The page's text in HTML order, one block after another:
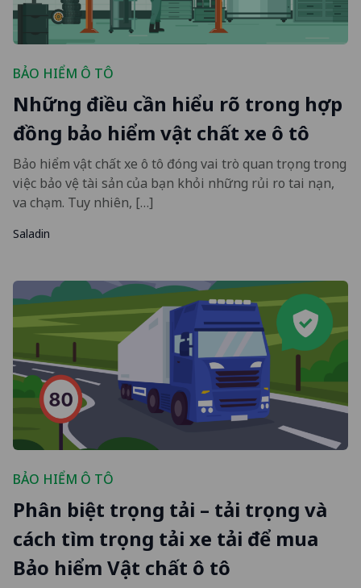
BẢO HIỂM Ô TÔ
Những điều cần hiểu rõ trong hợp
đồng bảo hiểm vật chất xe ô tô
Bảo hiểm vật chất xe ô tô đóng vai trò quan trọng trong
việc bảo vệ tài sản của bạn khỏi những rủi ro tai nạn,
va chạm. Tuy nhiên, […]
Saladin
BẢO HIỂM Ô TÔ
Phân biệt trọng tải – tải trọng và
cách tìm trọng tải xe tải để mua
Bảo hiểm Vật chất ô tô